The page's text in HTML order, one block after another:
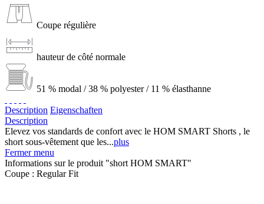
Coupe régulière
hauteur de côté normale
51 % modal / 38 % polyester / 11 % élasthanne
Description Eigenschaften
Description
Elevez vos standards de confort avec le HOM SMART Shorts , le
short sous-vêtement que les...plus
Fermer menu
Informations sur le produit "short HOM SMART"
Coupe : Regular Fit